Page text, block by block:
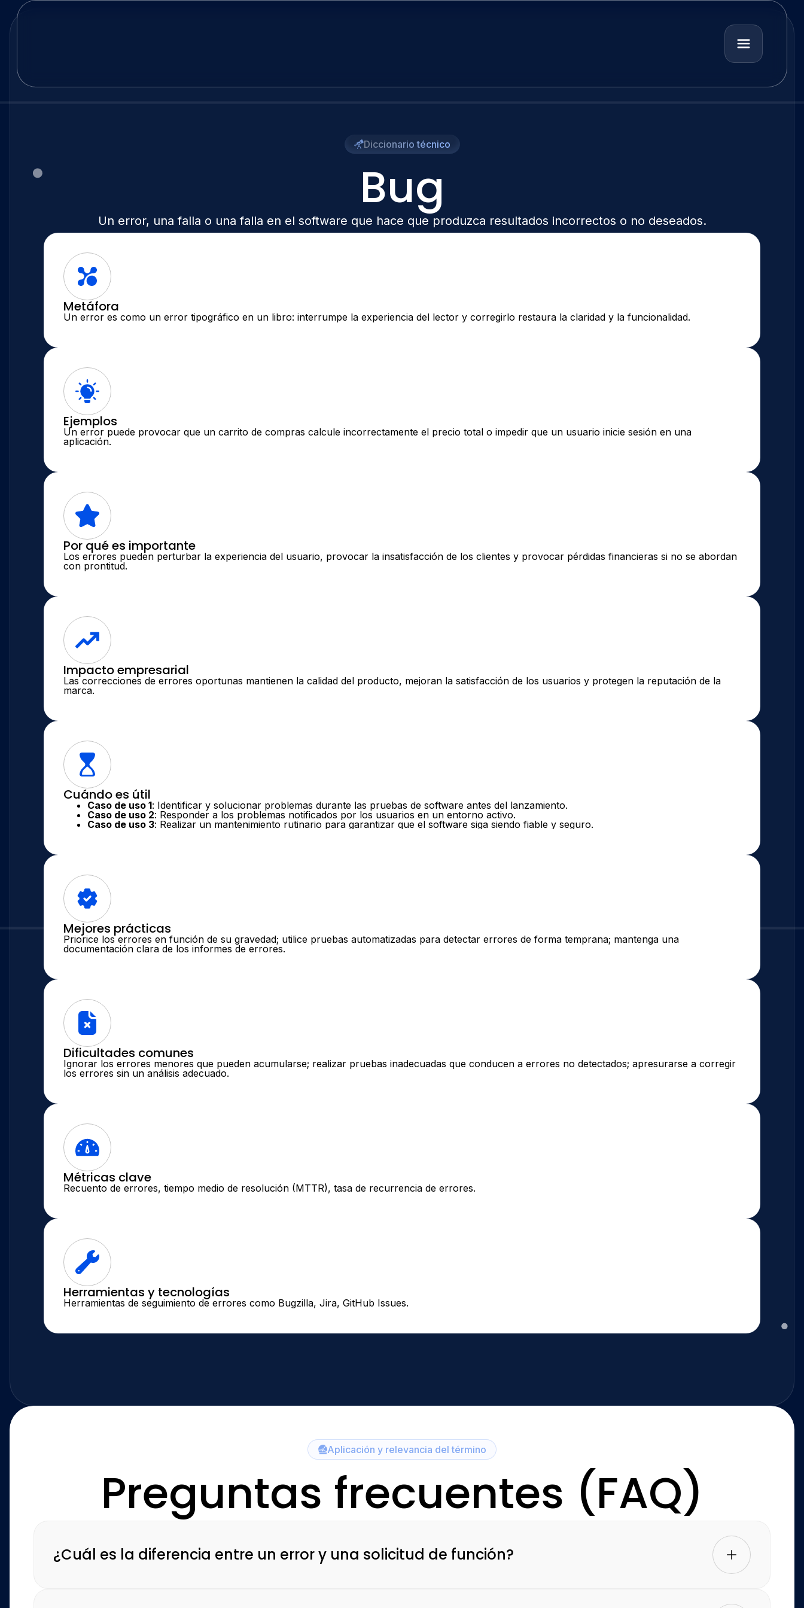
Diccionario técnico
Bug
Un error, una falla o una falla en el software que hace que produzca resultados incorrectos o no deseados.
Metáfora
Un error es como un error tipográfico en un libro: interrumpe la experiencia del lector y corregirlo restaura la claridad y la funcionalidad.
Ejemplos
Un error puede provocar que un carrito de compras calcule incorrectamente el precio total o impedir que un usuario inicie sesión en una
aplicación.
Por qué es importante
Los errores pueden perturbar la experiencia del usuario, provocar la insatisfacción de los clientes y provocar pérdidas financieras si no se abordan
con prontitud.
Impacto empresarial
Las correcciones de errores oportunas mantienen la calidad del producto, mejoran la satisfacción de los usuarios y protegen la reputación de la
marca.
Cuándo es útil
Caso de uso 1: Identificar y solucionar problemas durante las pruebas de software antes del lanzamiento.
Caso de uso 2: Responder a los problemas notificados por los usuarios en un entorno activo.
Caso de uso 3: Realizar un mantenimiento rutinario para garantizar que el software siga siendo fiable y seguro.
Mejores prácticas
Priorice los errores en función de su gravedad; utilice pruebas automatizadas para detectar errores de forma temprana; mantenga una
documentación clara de los informes de errores.
Dificultades comunes
Ignorar los errores menores que pueden acumularse; realizar pruebas inadecuadas que conducen a errores no detectados; apresurarse a corregir
los errores sin un análisis adecuado.
Métricas clave
Recuento de errores, tiempo medio de resolución (MTTR), tasa de recurrencia de errores.
Herramientas y tecnologías
Herramientas de seguimiento de errores como Bugzilla, Jira, GitHub Issues.
Aplicación y relevancia del término
Preguntas frecuentes (FAQ)
¿Cuál es la diferencia entre un error y una solicitud de función?